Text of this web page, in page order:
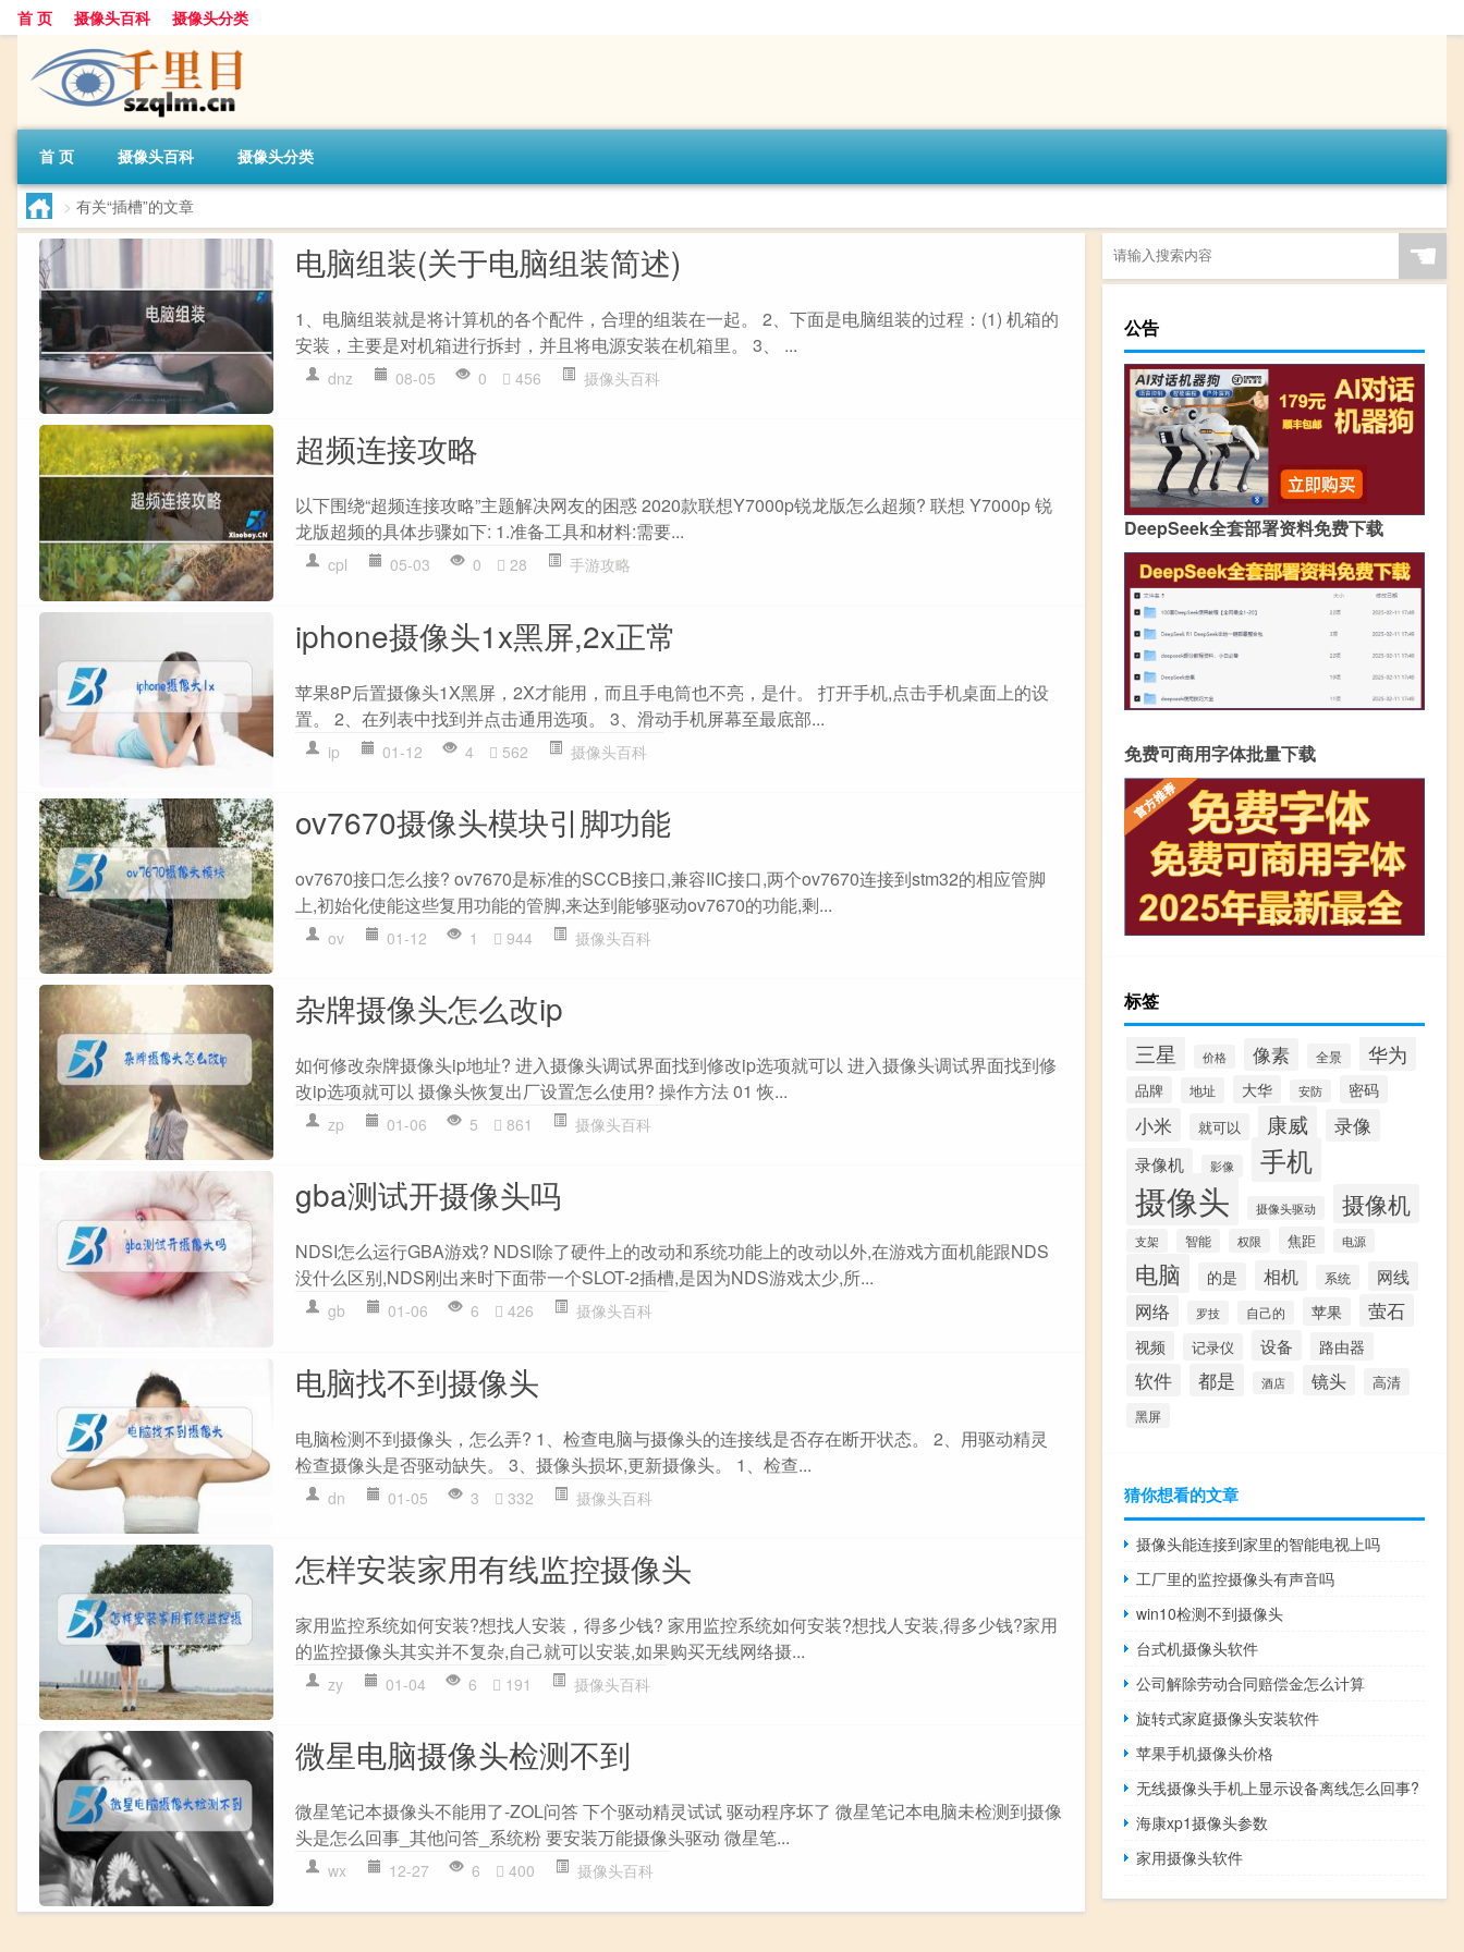
首 页 摄像头百科 摄像头分类
首 页 摄像头百科 摄像头分类
> 有关“插槽”的文章
电脑组装(关于电脑组装简述)
1、电脑组装就是将计算机的各个配件，合理的组装在一起。 2、下面是电脑组装的过程：(1) 机箱的
安装，主要是对机箱进行拆封，并且将电源安装在机箱里。 3、 ...
dnz 08-05 0 456 摄像头百科
超频连接攻略
以下围绕“超频连接攻略”主题解决网友的困惑 2020款联想Y7000p锐龙版怎么超频? 联想 Y7000p 锐
龙版超频的具体步骤如下: 1.准备工具和材料:需要...
cpl 05-03 0 28 手游攻略
iphone摄像头1x黑屏,2x正常
苹果8P后置摄像头1X黑屏，2X才能用，而且手电筒也不亮，是什。 打开手机,点击手机桌面上的设
置。 2、在列表中找到并点击通用选项。 3、滑动手机屏幕至最底部...
ip 01-12 4 562 摄像头百科
ov7670摄像头模块引脚功能
ov7670接口怎么接? ov7670是标准的SCCB接口,兼容IIC接口,两个ov7670连接到stm32的相应管脚
上,初始化使能这些复用功能的管脚,来达到能够驱动ov7670的功能,剩...
ov 01-12 1 944 摄像头百科
杂牌摄像头怎么改ip
如何修改杂牌摄像头ip地址? 进入摄像头调试界面找到修改ip选项就可以 进入摄像头调试界面找到修
改ip选项就可以 摄像头恢复出厂设置怎么使用? 操作方法 01 恢...
zp 01-06 5 861 摄像头百科
gba测试开摄像头吗
NDSI怎么运行GBA游戏? NDSI除了硬件上的改动和系统功能上的改动以外,在游戏方面机能跟NDS
没什么区别,NDS刚出来时下面带一个SLOT-2插槽,是因为NDS游戏太少,所...
gb 01-06 6 426 摄像头百科
电脑找不到摄像头
电脑检测不到摄像头，怎么弄? 1、检查电脑与摄像头的连接线是否存在断开状态。 2、用驱动精灵
检查摄像头是否驱动缺失。 3、摄像头损坏,更新摄像头。 1、检查...
dn 01-05 3 332 摄像头百科
怎样安装家用有线监控摄像头
家用监控系统如何安装?想找人安装，得多少钱? 家用监控系统如何安装?想找人安装,得多少钱?家用
的监控摄像头其实并不复杂,自己就可以安装,如果购买无线网络摄...
zy 01-04 6 191 摄像头百科
微星电脑摄像头检测不到
微星笔记本摄像头不能用了-ZOL问答 下个驱动精灵试试 驱动程序坏了 微星笔记本电脑未检测到摄像
头是怎么回事_其他问答_系统粉 要安装万能摄像头驱动 微星笔...
wx 12-27 6 400 摄像头百科
☚
公告
DeepSeek全套部署资料免费下载
免费可商用字体批量下载
标签
三星 价格 像素 全景 华为
品牌 地址 大华 安防 密码
小米 就可以 康威 录像
录像机 影像 手机
摄像头 摄像头驱动 摄像机
支架 智能 权限 焦距 电源
电脑 的是 相机 系统 网线
网络 罗技 自己的 苹果 萤石
视频 记录仪 设备 路由器
软件 都是 酒店 镜头 高清
黑屏
猜你想看的文章
摄像头能连接到家里的智能电视上吗
工厂里的监控摄像头有声音吗
win10检测不到摄像头
台式机摄像头软件
公司解除劳动合同赔偿金怎么计算
旋转式家庭摄像头安装软件
苹果手机摄像头价格
无线摄像头手机上显示设备离线怎么回事?
海康xp1摄像头参数
家用摄像头软件